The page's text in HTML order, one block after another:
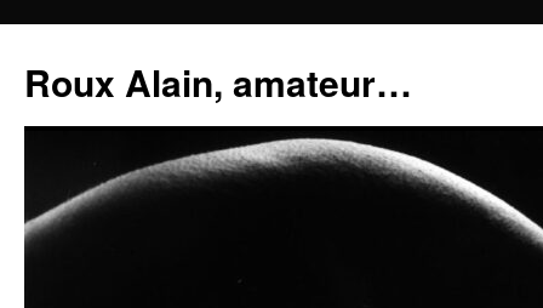
contenu
Roux Alain, amateur…